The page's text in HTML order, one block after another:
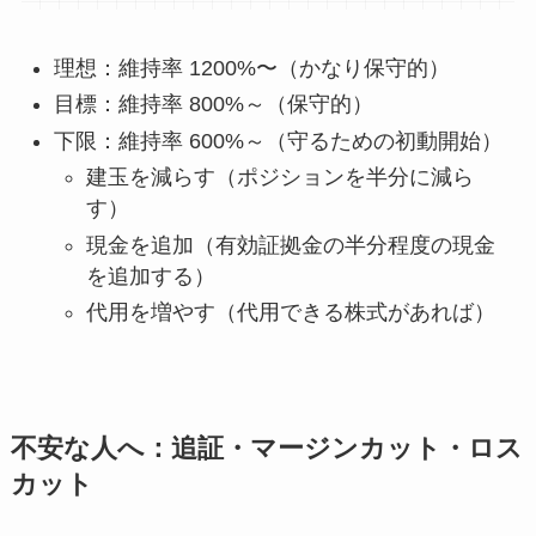
理想：維持率 1200%〜（かなり保守的）
目標：維持率 800%～（保守的）
下限：維持率 600%～（守るための初動開始）
建玉を減らす（ポジションを半分に減ら
す）
現金を追加（有効証拠金の半分程度の現金
を追加する）
代用を増やす（代用できる株式があれば）
不安な人へ：追証・マージンカット・ロス
カット